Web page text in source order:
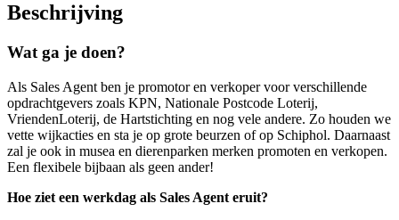
Beschrijving
Wat ga je doen?
Als Sales Agent ben je promotor en verkoper voor verschillende
opdrachtgevers zoals KPN, Nationale Postcode Loterij,
VriendenLoterij, de Hartstichting en nog vele andere. Zo houden we
vette wijkacties en sta je op grote beurzen of op Schiphol. Daarnaast
zal je ook in musea en dierenparken merken promoten en verkopen.
Een flexibele bijbaan als geen ander!
Hoe ziet een werkdag als Sales Agent eruit?